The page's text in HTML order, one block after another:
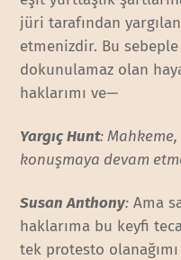
jüri tarafından
etmenizdir. Bu
dokunulamaz olan
haklarımı ve—
Yargıç Hunt:
konuşmaya devam
Susan Anthony: Ama
haklarıma bu keyfi
tek protesto